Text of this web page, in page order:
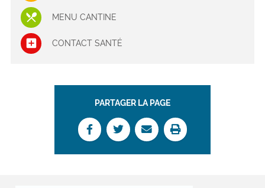
MENU CANTINE
CONTACT SANTÉ
PARTAGER LA PAGE